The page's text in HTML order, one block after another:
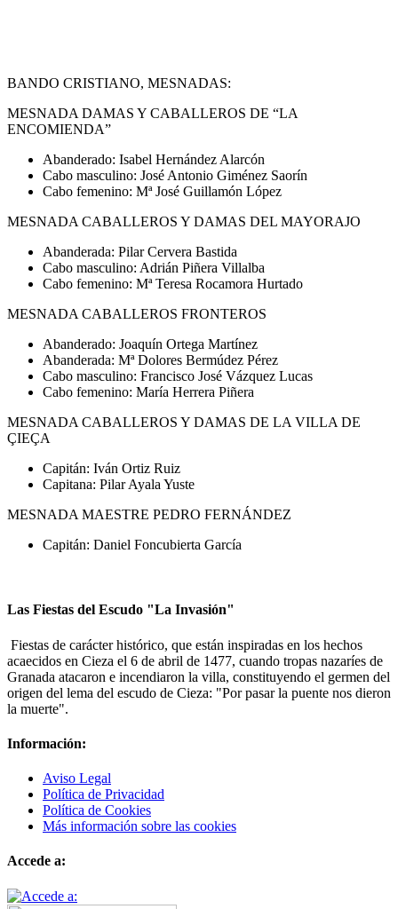
BANDO CRISTIANO, MESNADAS:
MESNADA DAMAS Y CABALLEROS DE “LA
ENCOMIENDA”
Abanderado: Isabel Hernández Alarcón
Cabo masculino: José Antonio Giménez Saorín
Cabo femenino: Mª José Guillamón López
MESNADA CABALLEROS Y DAMAS DEL MAYORAJO
Abanderada: Pilar Cervera Bastida
Cabo masculino: Adrián Piñera Villalba
Cabo femenino: Mª Teresa Rocamora Hurtado
MESNADA CABALLEROS FRONTEROS
Abanderado: Joaquín Ortega Martínez
Abanderada: Mª Dolores Bermúdez Pérez
Cabo masculino: Francisco José Vázquez Lucas
Cabo femenino: María Herrera Piñera
MESNADA CABALLEROS Y DAMAS DE LA VILLA DE
ÇIEÇA
Capitán: Iván Ortiz Ruiz
Capitana: Pilar Ayala Yuste
MESNADA MAESTRE PEDRO FERNÁNDEZ
Capitán: Daniel Foncubierta García
Las Fiestas del Escudo "La Invasión"
Fiestas de carácter histórico, que están inspiradas en los hechos
acaecidos en Cieza el 6 de abril de 1477, cuando tropas nazaríes de
Granada atacaron e incendiaron la villa, constituyendo el germen del
origen del lema del escudo de Cieza: "Por pasar la puente nos dieron
la muerte".
Información:
Aviso Legal
Política de Privacidad
Política de Cookies
Más información sobre las cookies
Accede a: